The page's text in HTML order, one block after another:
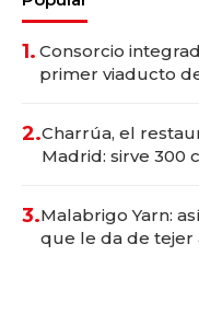
1. Consorcio
primer viaducto
2.Charrúa, el
Madrid: sirve 300
3.Malabrigo Yarn:
que le da de tejer